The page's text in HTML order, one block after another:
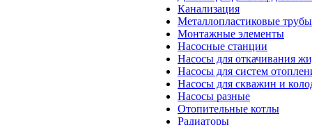
Канализация
Металлопластиковые трубы
Монтажные элементы
Насосные станции
Насосы для откачивания
Насосы для систем
Насосы для скважин и
Насосы разные
Отопительные котлы
Радиаторы